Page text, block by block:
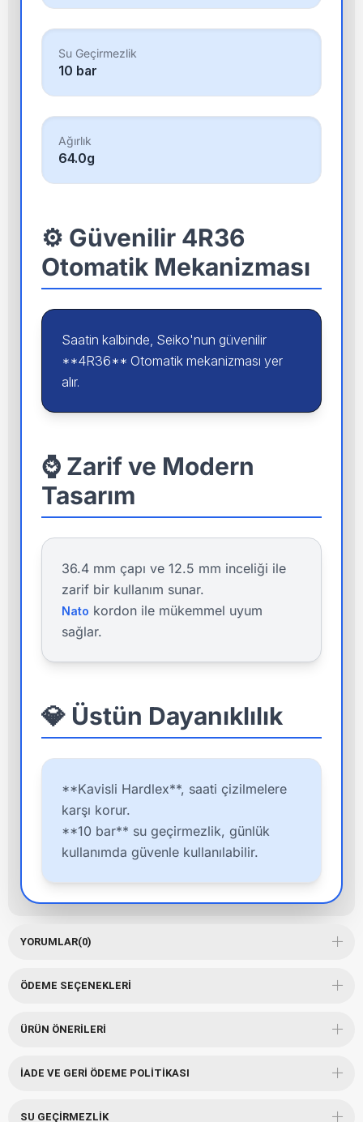
Su Geçirmezlik
10 bar
Ağırlık
64.0g
⚙️ Güvenilir 4R36
Otomatik Mekanizması
Saatin kalbinde, Seiko'nun güvenilir
**4R36** Otomatik mekanizması yer
alır.
⌚ Zarif ve Modern
Tasarım
36.4 mm çapı ve 12.5 mm inceliği ile
zarif bir kullanım sunar.
Nato kordon ile mükemmel uyum
sağlar.
💎 Üstün Dayanıklılık
**Kavisli Hardlex**, saati çizilmelere
karşı korur.
**10 bar** su geçirmezlik, günlük
kullanımda güvenle kullanılabilir.
YORUMLAR(0)
ÖDEME SEÇENEKLERI
ÜRÜN ÖNERILERI
İADE VE GERI ÖDEME POLITIKASI
SU GEÇIRMEZLIK